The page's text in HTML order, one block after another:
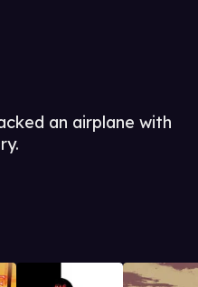
an airplane with